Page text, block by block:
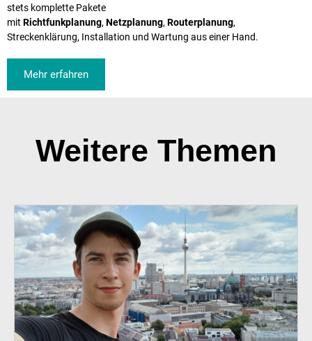
stets komplette Pakete
mit Richtfunkplanung,Netzplanung,Routerplanung,
Streckenklärung, Installation und Wartung aus einer Hand.
Mehr erfahren
Weitere Themen